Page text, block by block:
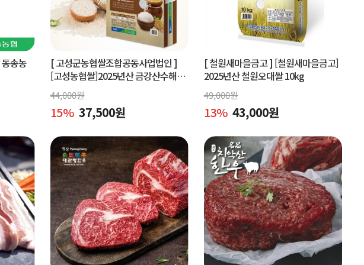
동송농
[ 고성군농협쌀조합공동사업법인 ]
[고성농협쌀]2025년산 금강산수해풍
미 쌀 10kg (상등급)당일도정
44,000원
15% 37,500원
[ 철원새마을금고 ] [철원새마을금고]
2025년산 철원오대쌀 10kg
49,000원
13% 43,000원